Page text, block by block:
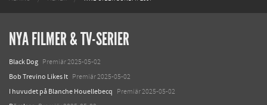
NYA FILMER & TV-SERIER
Black Dog Premiär 2025-05-02
Bob Trevino Likes It Premiär 2025-05-02
I huvudet på Blanche Houellebecq Premiär 2025-05-02